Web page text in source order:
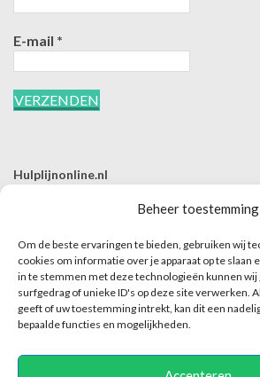
Beheer toestemming
Om de beste ervaringen te bieden, gebruiken wij
cookies om informatie over je apparaat op te slaan
in te stemmen met deze technologieën kunnen wij
surfgedrag of unieke ID's op deze site verwerken.
geeft of uw toestemming intrekt, kan dit een
bepaalde functies en mogelijkheden.
E-mail *
Hulplijnonline.nl
E | info@hulplijnonline.nl
Contactformulier
Over Hulplijnonline.nl
Het team van Hulplijnonline.nl